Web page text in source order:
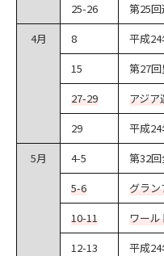
25-26
第25
4月
8
平成
15
第27
27-29
アジア
29
平成
5月
4-5
第32
5-6
グラ
10-11
ワー
12-13
平成